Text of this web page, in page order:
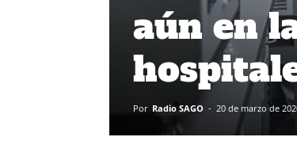
aún en
Por Radio SAGO - 20 de marzo de